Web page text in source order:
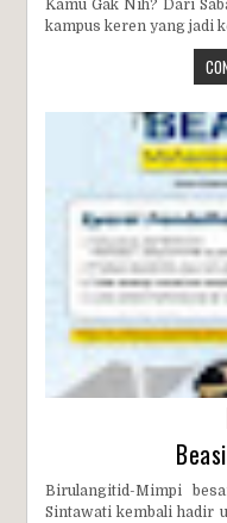
Kamu Gak Nih? Dari
kampus keren yang jadi
Birulangitid-Mimpi
Sintawati kembali hadir